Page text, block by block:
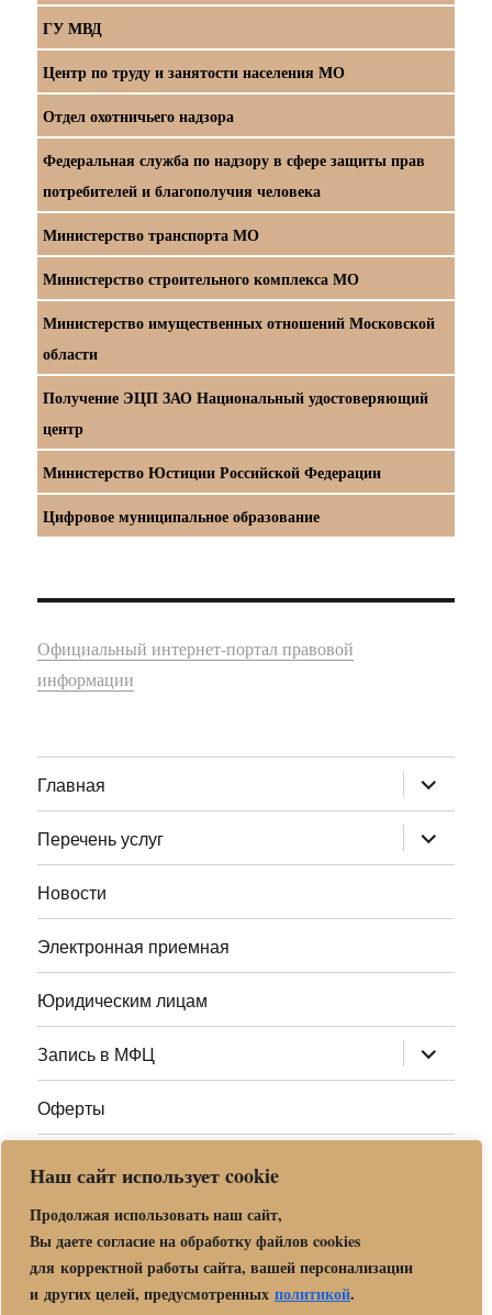
Наш сайт использует cookie
Продолжая использовать наш сайт,
Вы даете согласие на обработку файлов cookies
для корректной работы сайта, вашей персонализации
и других целей, предусмотренных политикой.
ГУ МВД
Центр по труду и занятости населения МО
Отдел охотничьего надзора
Федеральная служба по надзору в сфере защиты прав
потребителей и благополучия человека
Министерство транспорта МО
Министерство строительного комплекса МО
Министерство имущественных отношений Московской
области
Получение ЭЦП ЗАО Национальный удостоверяющий
центр
Министерство Юстиции Российской Федерации
Цифровое муниципальное образование
Официальный интернет-портал правовой
информации
Главная раскрыть
дочернее
меню
Перечень услуг
раскрыть
дочернее
меню
Новости
Электронная приемная
Юридическим лицам
Запись в МФЦ раскрыть
дочернее
меню
Оферты
Адреса МФЦ МО
Центр государственных и муниципальных услуг «Мои
документы» в г. о. Орехово-Зуево